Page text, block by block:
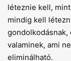
léteznie kell,
mindig kell
valaminek, ami
eliminálható.